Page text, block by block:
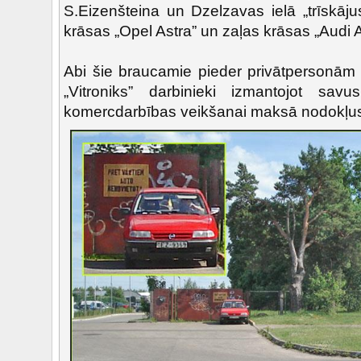
S.Eizenšteina un Dzelzavas ielā
krāsas „Opel Astra” un zaļas krāsas „Audi
Abi šie braucamie pieder
„Vitroniks” darbinieki izmantojot
komercdarbības veikšanai maksā